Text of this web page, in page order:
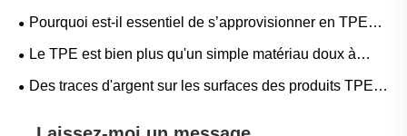
de barrière ultimes et la récupération élastique
gamme ?
Pourquoi est-il essentiel de s’approvisionner en TPE
directement auprès du fabricant d’origine ? Un avantage
pas vous permettre d’ignorer
Le TPE est bien plus qu'un simple matériau doux à
basse température : des applications où il brille vraiment
Des traces d'argent sur les surfaces des produits TPE ?